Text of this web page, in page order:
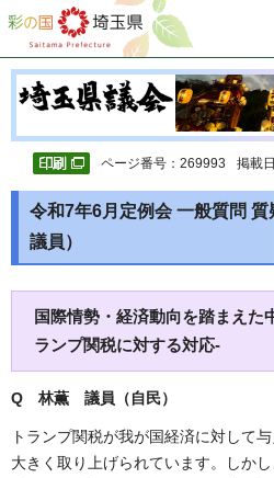
彩の国 埼玉県
ページ番号：269993 掲載
令和7年6月定例会 一般質問
議員）
国際情勢・経済動向を踏まえた
ランプ関税に対する対応-
Q 林薫 議員（自民）
トランプ関税が我が国経済に対して
大きく取り上げられています。しか